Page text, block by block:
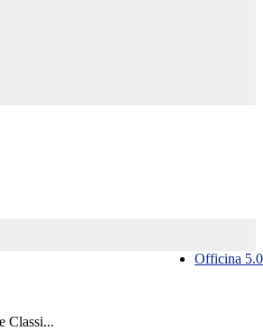
Officina 5.0
Classi...